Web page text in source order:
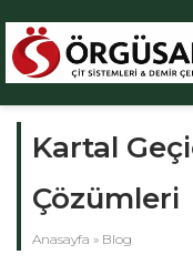
Kartal
Çözümleri
Anasayfa » Blog